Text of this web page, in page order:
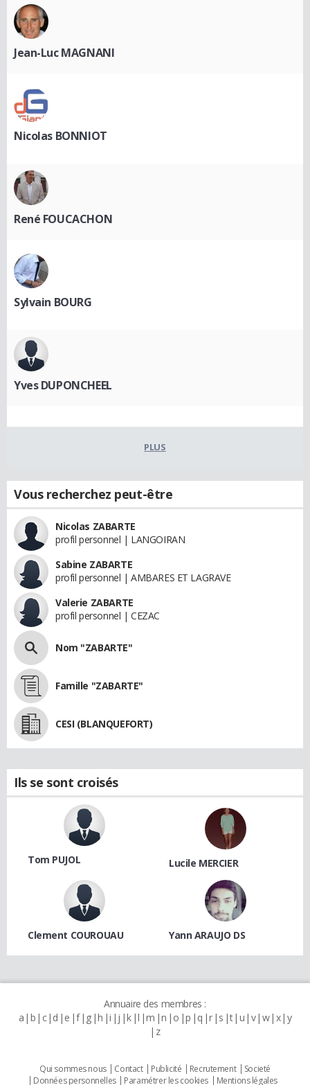
Jean-Luc MAGNANI
Nicolas BONNIOT
René FOUCACHON
Sylvain BOURG
Yves DUPONCHEEL
PLUS
Vous recherchez peut-être
Nicolas ZABARTE
profil personnel | LANGOIRAN
Sabine ZABARTE
profil personnel | AMBARES ET LAGRAVE
Valerie ZABARTE
profil personnel | CEZAC
Nom "ZABARTE"
Famille "ZABARTE"
CESI (BLANQUEFORT)
Ils se sont croisés
Tom PUJOL Lucile MERCIER
Clement COUROUAU Yann ARAUJO DS
Annuaire des membres :
a b c d e f g h i j k l m n o p q r s t u v w x y
z
Qui sommes nous Contact Publicité Recrutement
Societé
Données personnelles
Paramétrer les cookies Mentions légales